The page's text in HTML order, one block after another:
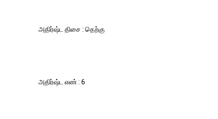
அதிர்ஷ்ட திசை : தெற்கு
அதிர்ஷ்ட எண் : 6